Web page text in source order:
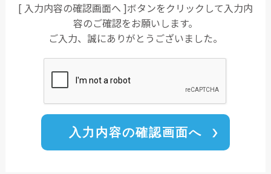
[ 入力内容の確認画面へ ]ボタンをクリックして入力内
容のご確認をお願いします。
ご入力、誠にありがとうございました。
入力内容の確認画面へ